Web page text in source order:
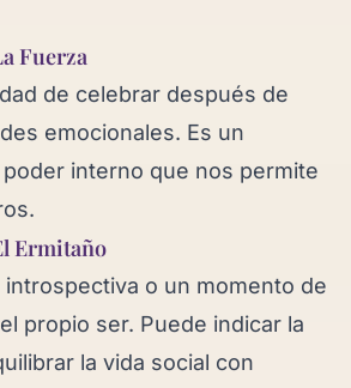
Fuerza
de celebrar después de
emocionales. Es un
interno que nos permite
Ermitaño
introspectiva o un momento de
propio ser. Puede indicar la
la vida social con